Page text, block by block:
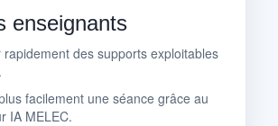
enseignants
rapidement des supports exploitables
facilement une séance grâce au
IA MELEC.